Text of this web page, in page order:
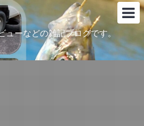
ーなどの雑記ブログです。